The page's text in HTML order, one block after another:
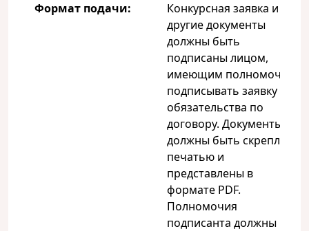
Формат подачи:
Конкурсная заявка и
другие документы
должны быть
подписаны лицом,
имеющим полномочия
подписывать заявку и
обязательства по
договору. Документы
должны быть скреплены
печатью и
представлены в
формате PDF.
Полномочия
подписанта должны